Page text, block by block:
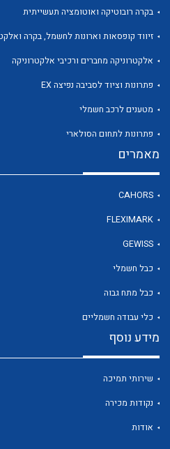
לכל מוצרי היצרן
בקרה רובוטיקה ואוטומציה תעשייתית
זיווד קופסאות וארונות לחשמל, בקרה
אלקטרוניקה מחברים ורכיבי אלקטרוניקה
פתרונות וציוד לסביבה נפיצה EX
מטענים לרכב חשמלי
פתרונות לתחום הסולארי
מאמרים
CAHORS
FLEXIMARK
GEWISS
כבל חשמלי
כבל מתח גבוה
כלי עבודה חשמליים
מידע נוסף
שירותי תמיכה
נקודות מכירה
אודות